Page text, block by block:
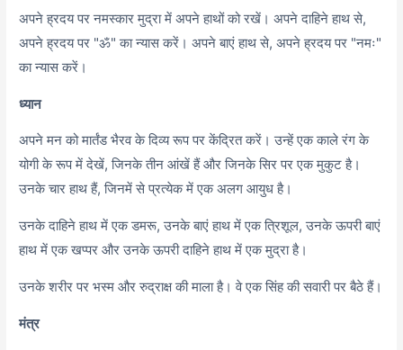
अपने ह्रदय पर नमस्कार मुद्रा में अपने हाथों को रखें। अपने दाहिने हाथ से,
अपने ह्रदय पर "ॐ" का न्यास करें। अपने बाएं हाथ से, अपने ह्रदय पर "नमः"
का न्यास करें।
ध्यान
अपने मन को मार्तंड भैरव के दिव्य रूप पर केंद्रित करें। उन्हें एक काले रंग के
योगी के रूप में देखें, जिनके तीन आंखें हैं और जिनके सिर पर एक मुकुट है।
उनके चार हाथ हैं, जिनमें से प्रत्येक में एक अलग आयुध है।
उनके दाहिने हाथ में एक डमरू, उनके बाएं हाथ में एक त्रिशूल, उनके ऊपरी बाएं
हाथ में एक खप्पर और उनके ऊपरी दाहिने हाथ में एक मुद्रा है।
उनके शरीर पर भस्म और रुद्राक्ष की माला है। वे एक सिंह की सवारी पर बैठे हैं।
मंत्र